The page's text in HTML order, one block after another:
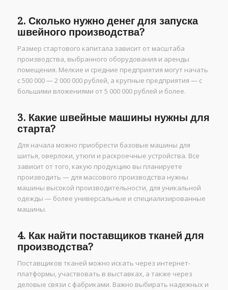
2. Сколько нужно денег для запуска
швейного производства?
Размер стартового капитала зависит от масштаба
производства, выбранного оборудования и аренды
помещения. Мелкие и средние предприятия могут начать
с 500 000 — 2 000 000 рублей, а крупные предприятия — с
большими вложениями от 5 000 000 рублей и более.
3. Какие швейные машины нужны для
старта?
Для начала можно приобрести базовые машины для
шитья, оверлоки, утюги и раскроечные устройства. Все
зависит от того, какую продукцию вы планируете
производить — для массового производства нужны
машины высокой производительности, для уникальной
одежды — более универсальные и специализированные
машины.
4. Как найти поставщиков тканей для
производства?
Поставщиков тканей можно искать через интернет-
платформы, участвовать в выставках, а также через
деловые связи с фабриками. Важно выбирать надежных и